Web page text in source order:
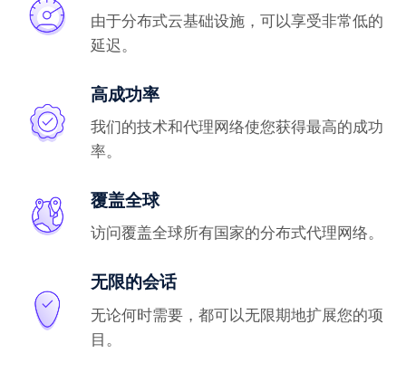
由于分布式云基础设施，可以享受非常低的
延迟。
高成功率
我们的技术和代理网络使您获得最高的成功
率。
覆盖全球
访问覆盖全球所有国家的分布式代理网络。
无限的会话
无论何时需要，都可以无限期地扩展您的项
目。